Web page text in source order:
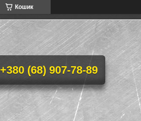
Кошик
+380 (68) 907-78-89